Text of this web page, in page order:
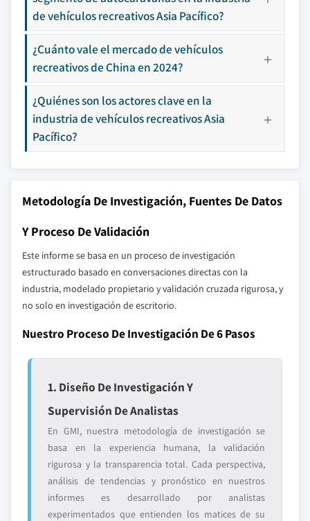
de vehículos recreativos Asia Pacífico?
¿Cuánto vale el mercado de vehículos
recreativos de China en 2024?
¿Quiénes son los actores clave en la
industria de vehículos recreativos Asia
Pacífico?
Metodología De Investigación, Fuentes De Datos
Y Proceso De Validación
Este informe se basa en un proceso de investigación
estructurado basado en conversaciones directas con la
industria, modelado propietario y validación cruzada rigurosa, y
no solo en investigación de escritorio.
Nuestro Proceso De Investigación De 6 Pasos
1. Diseño De Investigación Y
Supervisión De Analistas
En GMI, nuestra metodología de investigación se
basa en la experiencia humana, la validación
rigurosa y la transparencia total. Cada perspectiva,
análisis de tendencias y pronóstico en nuestros
informes es desarrollado por analistas
experimentados que entienden los matices de su